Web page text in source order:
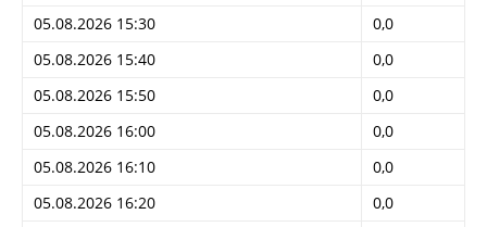
05.08.2026 15:30
0,0
05.08.2026 15:40
0,0
05.08.2026 15:50
0,0
05.08.2026 16:00
0,0
05.08.2026 16:10
0,0
05.08.2026 16:20
0,0